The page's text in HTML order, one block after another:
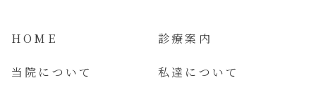
HOME 診療案内
当院について 私達について